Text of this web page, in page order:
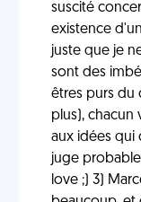
suscité
existence
juste que je
sont des
êtres purs du
plus), chacun
aux idées qui
juge
love ;) 3)